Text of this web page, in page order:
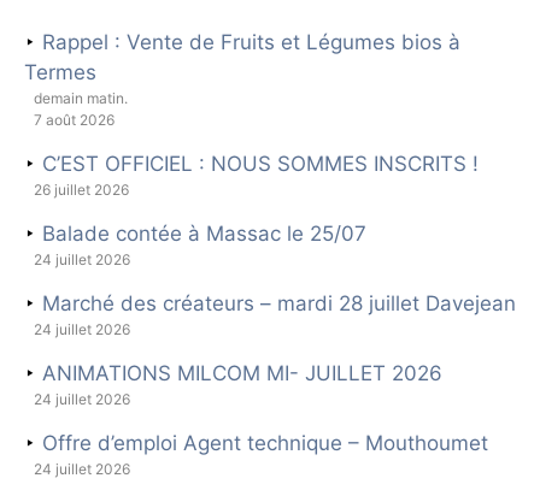
Rappel : Vente de Fruits et Légumes bios à
Termes
demain matin.
7 août 2026
C’EST OFFICIEL : NOUS SOMMES INSCRITS !
26 juillet 2026
Balade contée à Massac le 25/07
24 juillet 2026
Marché des créateurs – mardi 28 juillet Davejean
24 juillet 2026
ANIMATIONS MILCOM MI- JUILLET 2026
24 juillet 2026
Offre d’emploi Agent technique – Mouthoumet
24 juillet 2026